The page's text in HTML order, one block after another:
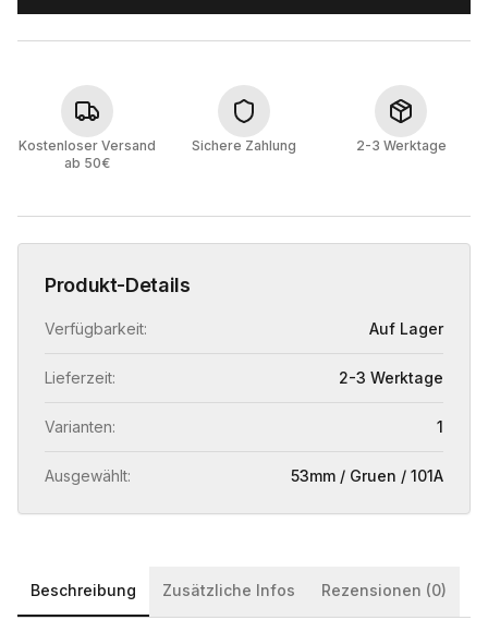
Kostenloser Versand
ab 50€
Sichere Zahlung 2-3 Werktage
Produkt-Details
Verfügbarkeit: Auf Lager
Lieferzeit: 2-3 Werktage
Varianten: 1
Ausgewählt: 53mm / Gruen / 101A
Beschreibung Zusätzliche Infos Rezensionen (0)